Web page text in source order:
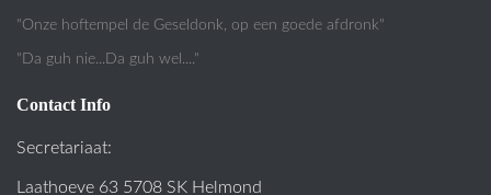
"Onze hoftempel de Geseldonk, op een goede afdronk"
"Da guh nie...Da guh wel...."
Contact Info
Secretariaat:
Laathoeve 63 5708 SK Helmond